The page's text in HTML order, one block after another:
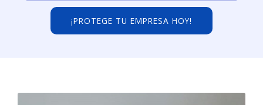
¡PROTEGE TU EMPRESA HOY!